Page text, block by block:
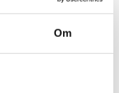
Om